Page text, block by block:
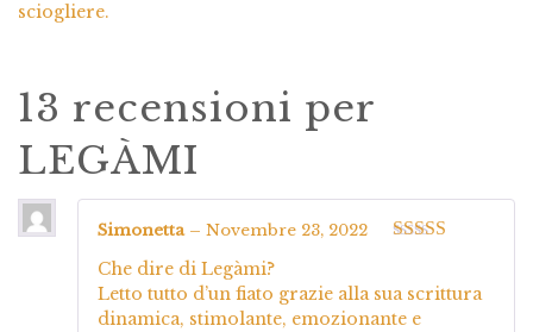
sciogliere.
13 recensioni per
LEGÀMI
Simonetta – Novembre 23, 2022
Che dire di Legàmi?
Letto tutto d’un fiato grazie alla sua scrittura
dinamica, stimolante, emozionante e